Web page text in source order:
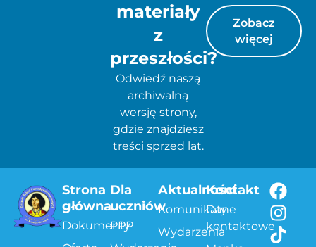
materiały
z
przeszłości?
Odwiedź naszą
archiwalną
wersję strony,
gdzie znajdziesz
treści sprzed lat.
Zobacz
więcej
Strona
główna
Dokumenty
Dla
uczniów
PPP
Aktualności
Komunikaty
Wydarzenia
Kontakt
Dane
kontaktowe